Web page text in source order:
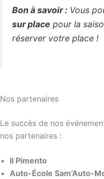
Bon à savoir : Vous
sur place pour la
réserver votre place !
Nos partenaires
Le succès de nos
nos partenaires :
Il Pimento
Auto-École Sam’Auto-